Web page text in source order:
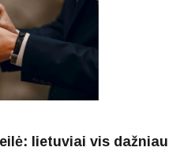
lietuviai vis dažniau